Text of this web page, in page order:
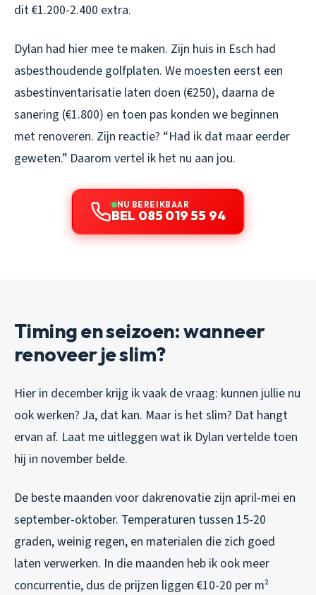
dit €1.200-2.400 extra.
Dylan had hier mee te maken. Zijn huis in Esch had
asbesthoudende golfplaten. We moesten eerst een
asbestinventarisatie laten doen (€250), daarna de
sanering (€1.800) en toen pas konden we beginnen
met renoveren. Zijn reactie? “Had ik dat maar eerder
geweten.” Daarom vertel ik het nu aan jou.
NU BEREIKBAAR
BEL 085 019 55 94
Timing en seizoen: wanneer
renoveer je slim?
Hier in december krijg ik vaak de vraag: kunnen jullie nu
ook werken? Ja, dat kan. Maar is het slim? Dat hangt
ervan af. Laat me uitleggen wat ik Dylan vertelde toen
hij in november belde.
De beste maanden voor dakrenovatie zijn april-mei en
september-oktober. Temperaturen tussen 15-20
graden, weinig regen, en materialen die zich goed
laten verwerken. In die maanden heb ik ook meer
concurrentie, dus de prijzen liggen €10-20 per m²